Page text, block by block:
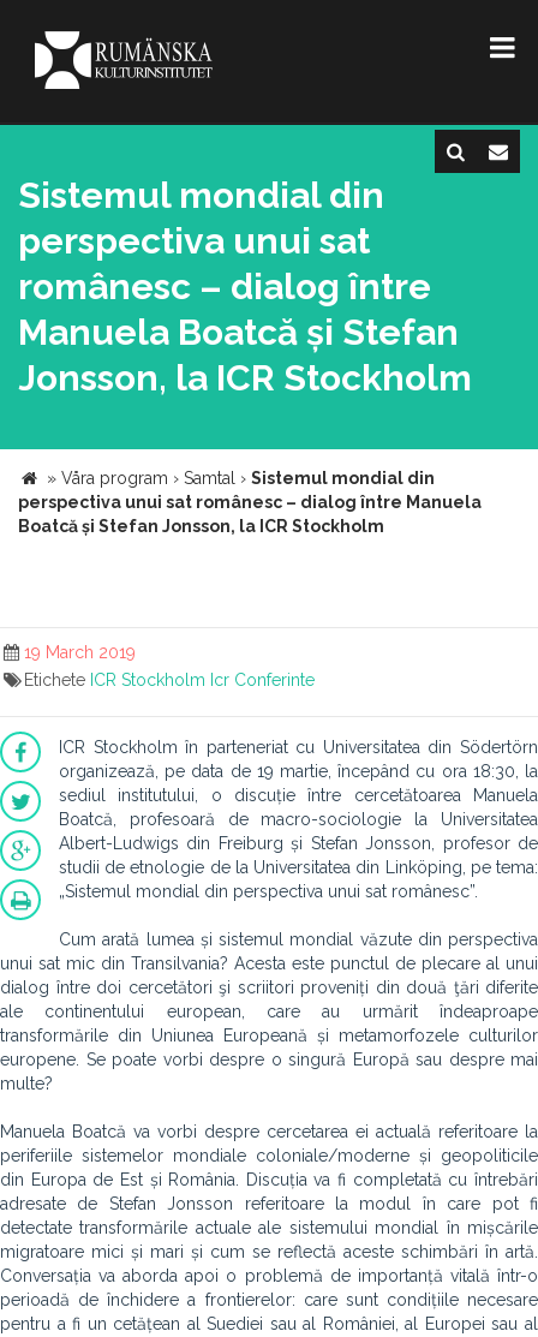
Sistemul mondial din
perspectiva unui sat
românesc – dialog între
Manuela Boatcă și Stefan
Jonsson, la ICR Stockholm
» Våra program › Samtal › Sistemul mondial din
perspectiva unui sat românesc – dialog între Manuela
Boatcă și Stefan Jonsson, la ICR Stockholm
19 March 2019
Etichete ICR Stockholm Icr Conferinte
ICR Stockholm în parteneriat cu Universitatea din Södertörn
organizează, pe data de 19 martie, începând cu ora 18:30, la
sediul institutului, o discuție între cercetătoarea Manuela
Boatcă,
profesoară de macro-sociologie la Universitatea
Albert-Ludwigs din Freiburg și Stefan Jonsson, profesor de
studii de etnologie de la Universitatea din Linköping, pe tema:
„Sistemul mondial din perspectiva unui sat românesc”.
Cum arată lumea și sistemul mondial văzute din perspectiva
unui sat mic din Transilvania? Acesta este punctul de plecare al unui
dialog între doi cercetători şi scriitori proveniți din două ţări diferite
ale continentului european, care au urmărit îndeaproape
transformările din Uniunea Europeană și metamorfozele culturilor
europene. Se poate vorbi despre o singură Europă sau despre mai
multe?
Manuela Boatcă va vorbi despre cercetarea ei actuală referitoare la
periferiile sistemelor mondiale coloniale/moderne și geopoliticile
din Europa de Est și România. Discuția va fi completată cu întrebări
adresate de Stefan Jonsson referitoare la modul în care pot fi
detectate transformările actuale ale sistemului mondial în mișcările
migratoare mici și mari și cum se reflectă aceste schimbări în artă.
Conversația va aborda apoi o problemă de importanță vitală într-o
perioadă de închidere a frontierelor: care sunt condițiile necesare
pentru a fi un cetățean al Suediei sau al României, al Europei sau al